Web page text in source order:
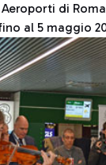
di
al 5 maggio